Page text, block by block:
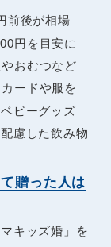
前後が相場
円を目安に
おむつなど
ードや服を
ビーグッズ
慮した飲み物
贈った人は
キッズ婚」を